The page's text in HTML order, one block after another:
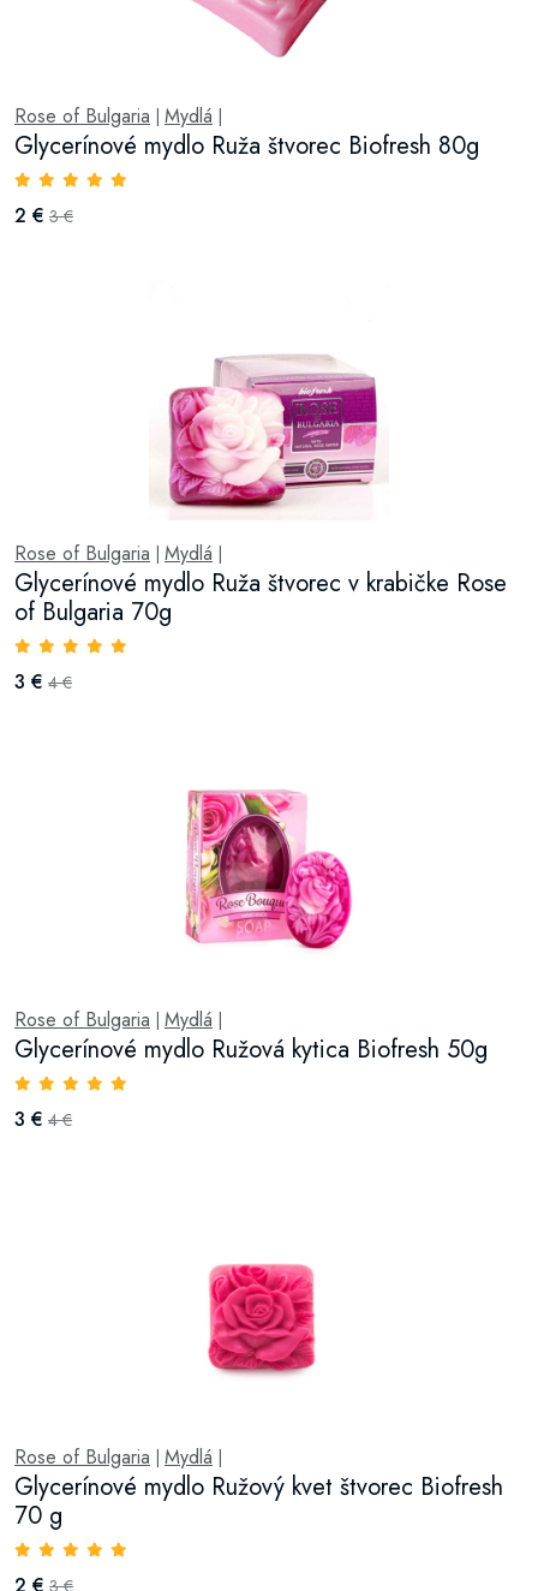
Rose of Bulgaria Mydlá
Glycerínové mydlo Ruža štvorec Biofresh 80g
2 € 3 €
Rose of Bulgaria Mydlá
Glycerínové mydlo Ruža štvorec v krabičke Rose
of Bulgaria 70g
3 € 4 €
Rose of Bulgaria Mydlá
Glycerínové mydlo Ružová kytica Biofresh 50g
3 € 4 €
Rose of Bulgaria Mydlá
Glycerínové mydlo Ružový kvet štvorec Biofresh
70 g
3 €